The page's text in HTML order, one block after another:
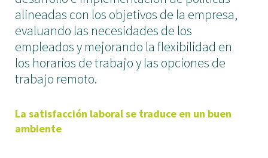
alineadas con los objetivos de la empresa,
evaluando las necesidades de los
empleados y mejorando la flexibilidad en
los horarios de trabajo y las opciones de
trabajo remoto.
La satisfacción laboral se traduce en un buen
ambiente